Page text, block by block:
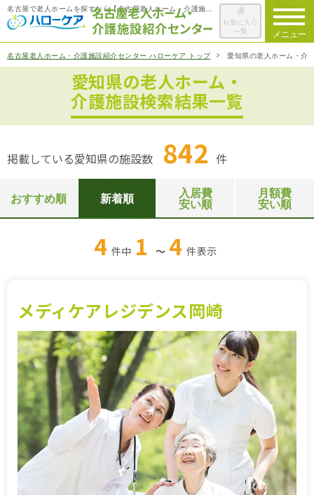
メニュー
お気に入り
一覧
ハローケアについて
老人ホームを検索する
施設選びのポイント
ご入居までの
お役立ち情報
施設特集一覧
ブログ一覧
お気に入り一覧
名古屋老人ホーム・介護施設紹介センター ハローケア トップ 愛知県の老人ホーム・介
愛知県の老人ホーム・
介護施設検索結果一覧
掲載している愛知県の施設数 842 件
おすすめ順 新着順
入居費
安い順
月額費
安い順
4 件中 1 ～ 4 件表示
メディケアレジデンス岡崎